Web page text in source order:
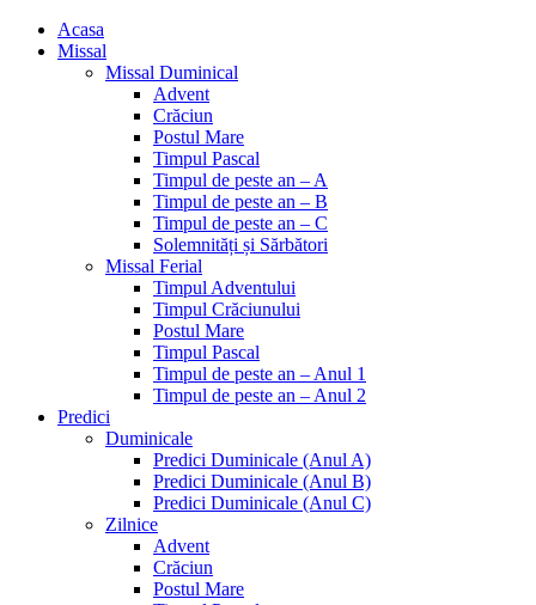
Acasa
Missal
Missal Duminical
Advent
Crăciun
Postul Mare
Timpul Pascal
Timpul de peste an – A
Timpul de peste an – B
Timpul de peste an – C
Solemnități și Sărbători
Missal Ferial
Timpul Adventului
Timpul Crăciunului
Postul Mare
Timpul Pascal
Timpul de peste an – Anul 1
Timpul de peste an – Anul 2
Predici
Duminicale
Predici Duminicale (Anul A)
Predici Duminicale (Anul B)
Predici Duminicale (Anul C)
Zilnice
Advent
Crăciun
Postul Mare